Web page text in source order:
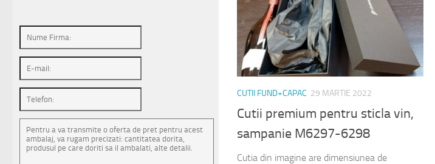
CUTII FUND+CAPAC 29 MARTIE 2022
Cutii premium pentru sticla vin,
sampanie M6297-6298
Cutia din imagine are dimensiunea de